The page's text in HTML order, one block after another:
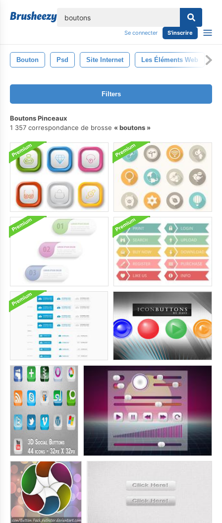
Se connecter S'inscrire
Bouton Psd Site Internet Les Éléments Web
Filters
Boutons Pinceaux
1 357 correspondance de brosse
boutons